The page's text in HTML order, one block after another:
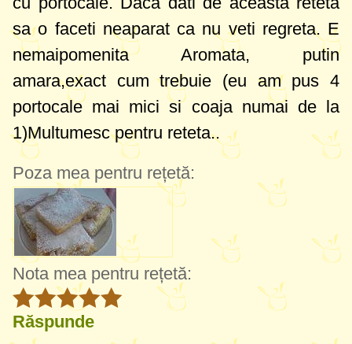
sa o faceti neaparat ca nu veti regreta. E
nemaipomenita Aromata, putin
amara,exact cum trebuie (eu am pus 4
portocale mai mici si coaja numai de la
1)Multumesc pentru reteta..
Poza mea pentru rețetă:
Nota mea pentru rețetă:
Răspunde